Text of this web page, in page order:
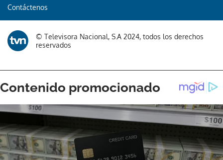
Contáctenos
© Televisora Nacional, S.A 2024, todos los derechos
reservados